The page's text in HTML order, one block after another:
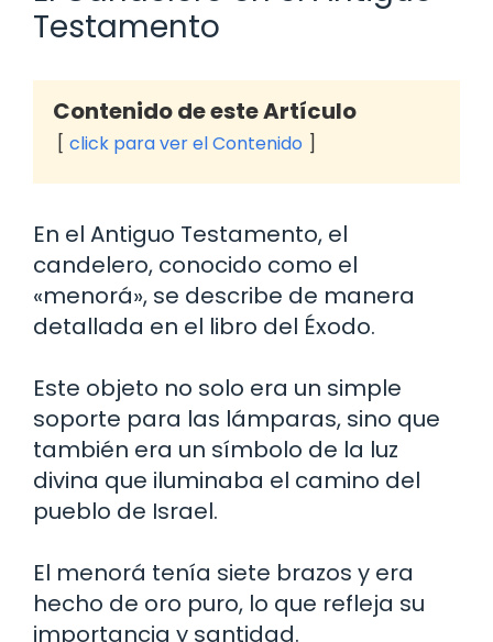
Testamento
Contenido de este Artículo
click para ver el Contenido
En el Antiguo Testamento, el
candelero, conocido como el
«menorá», se describe de manera
detallada en el libro del Éxodo.
Este objeto no solo era un simple
soporte para las lámparas, sino que
también era un símbolo de la luz
divina que iluminaba el camino del
pueblo de Israel.
El menorá tenía siete brazos y era
hecho de oro puro, lo que refleja su
importancia y santidad.